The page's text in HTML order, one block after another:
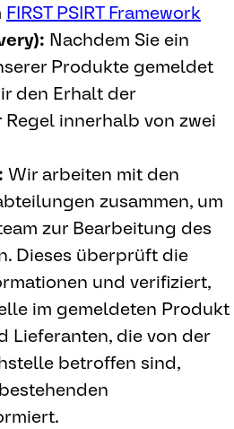
FIRST PSIRT Framework
Nachdem Sie ein
Produkte gemeldet
den Erhalt der
innerhalb von zwei
Wir arbeiten mit den
zusammen, um
zur Bearbeitung des
Dieses überprüft die
und verifiziert,
im gemeldeten Produkt
Lieferanten, die von der
betroffen sind,